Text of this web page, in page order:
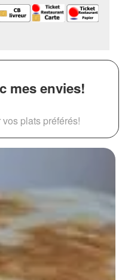
mes envies!
plats préférés!